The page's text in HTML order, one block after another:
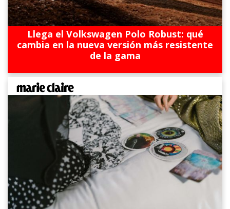
Llega el Volkswagen Polo Robust: qué
cambia en la nueva versión más resistente
de la gama